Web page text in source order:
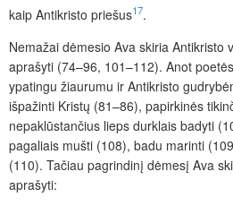
kaip Antikristo priešus17.
Nemažai dėmesio Ava skiria Antikristo
aprašyti (74–96, 101–112). Anot
ypatingu žiaurumu ir Antikristo
išpažinti Kristų (81–86), papirkinės
nepaklūstančius lieps durklais badyti
pagaliais mušti (108), badu marinti
(110). Tačiau pagrindinį dėmesį Ava
aprašyti: